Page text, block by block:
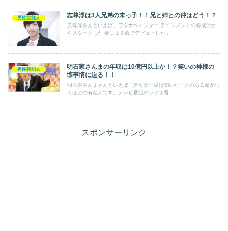
男性芸能人 志尊淳は3人兄弟の末っ子！！兄と姉との仲はどう！？
志尊淳さんといえば、ワタナベエンター テインメントの養成所か
らスタートした 後に１６歳でデビューした...
男性芸能人
明石家さんまの年収は10億円以上か！？笑いの神様の
懐事情に迫る！！
明石家さんまさんといえば、誰もが一度は聞いたことのある超がつ
くほどの有名人です。テレビ番組やラジオ番...
スポンサーリンク